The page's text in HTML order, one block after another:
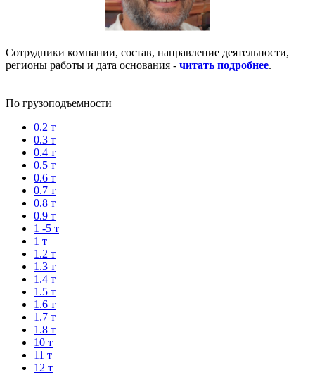
Сотрудники компании, состав, направление деятельности,
регионы работы и дата основания - читать подробнее.
По грузоподъемности
0.2 т
0.3 т
0.4 т
0.5 т
0.6 т
0.7 т
0.8 т
0.9 т
1 -5 т
1 т
1.2 т
1.3 т
1.4 т
1.5 т
1.6 т
1.7 т
1.8 т
10 т
11 т
12 т